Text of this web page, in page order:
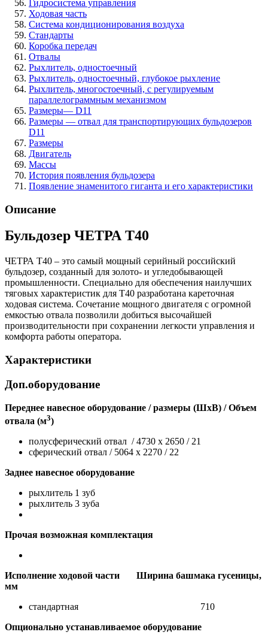
Гидросистема управления
Ходовая часть
Система кондиционирования воздуха
Стандарты
Коробка передач
Отвалы
Рыхлитель, одностоечный
Рыхлитель, одностоечный, глубокое рыхление
Рыхлитель, многостоечный, с регулируемым
параллелограммным механизмом
Размеры— D11
Размеры — отвал для транспортирующих бульдозеров
D11
Размеры
Двигатель
Массы
История появления бульдозера
Появление знаменитого гиганта и его характеристики
Описание
Бульдозер ЧЕТРА Т40
ЧЕТРА Т40 – это самый мощный серийный российский
бульдозер, созданный для золото- и угледобывающей
промышленности. Специально для обеспечения наилучших
тяговых характеристик для Т40 разработана кареточная
ходовая система. Сочетание мощного двигателя с огромной
емкостью отвала позволили добиться высочайшей
производительности при сохранении легкости управления и
комфорта работы оператора.
Характеристики
Доп.оборудование
Переднее навесное оборудование / размеры (ШхВ) / Объем
отвала (м3)
полусферический отвал / 4730 x 2650 / 21
сферический отвал / 5064 x 2270 / 22
Заднее навесное оборудование
рыхлитель 1 зуб
рыхлитель 3 зуба
Прочая возможная комплектация
Исполнение ходовой части Ширина башмака гусеницы,
мм
стандартная 710
Опционально устанавливаемое оборудование